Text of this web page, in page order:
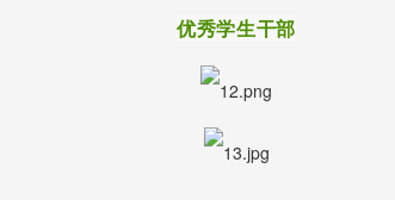
优秀学生干部